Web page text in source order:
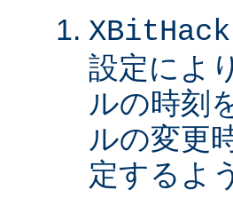
設定によ
ルの時刻
ルの変更
定するよ